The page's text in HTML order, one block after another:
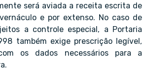
será aviada a receita escrita de
e por extenso. No caso de
a controle especial, a Portaria
também exige prescrição legível,
os dados necessários para a